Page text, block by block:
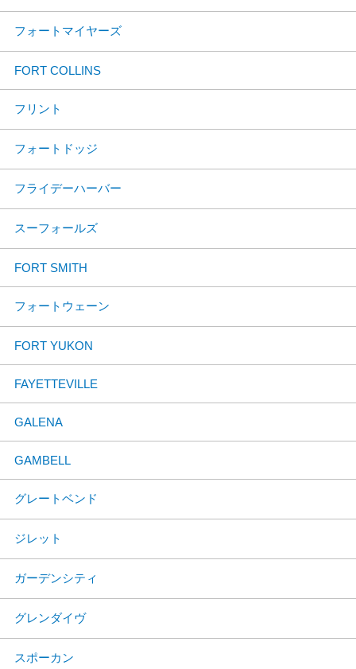
フォートマイヤーズ
FORT COLLINS
フリント
フォートドッジ
フライデーハーバー
スーフォールズ
FORT SMITH
フォートウェーン
FORT YUKON
FAYETTEVILLE
GALENA
GAMBELL
グレートベンド
ジレット
ガーデンシティ
グレンダイヴ
スポーカン